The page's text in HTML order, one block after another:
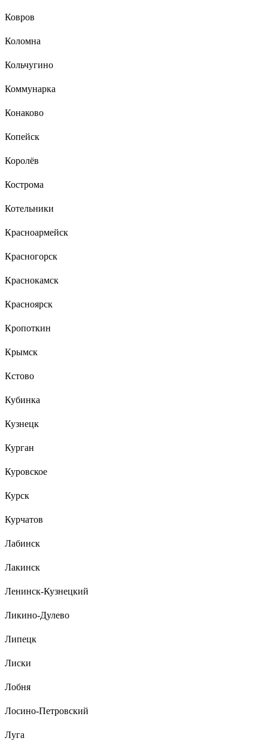
Ковров
Коломна
Кольчугино
Коммунарка
Конаково
Копейск
Королёв
Кострома
Котельники
Красноармейск
Красногорск
Краснокамск
Красноярск
Кропоткин
Крымск
Кстово
Кубинка
Кузнецк
Курган
Куровское
Курск
Курчатов
Лабинск
Лакинск
Ленинск-Кузнецкий
Ликино-Дулево
Липецк
Лиски
Лобня
Лосино-Петровский
Луга